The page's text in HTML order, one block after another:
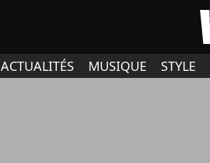
ACTUALITÉS MUSIQUE STYLE